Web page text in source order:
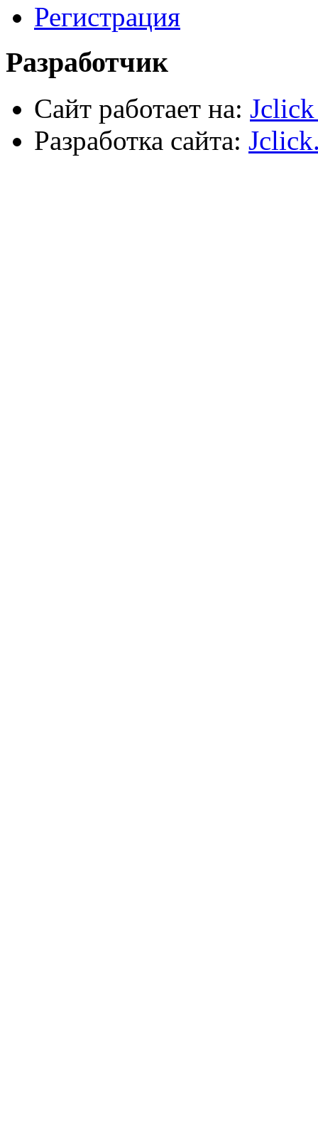
Сварочное оборудование
Силовое оборудование
Регистрация
Разработчик
Сайт работает на:
Разработка сайта: